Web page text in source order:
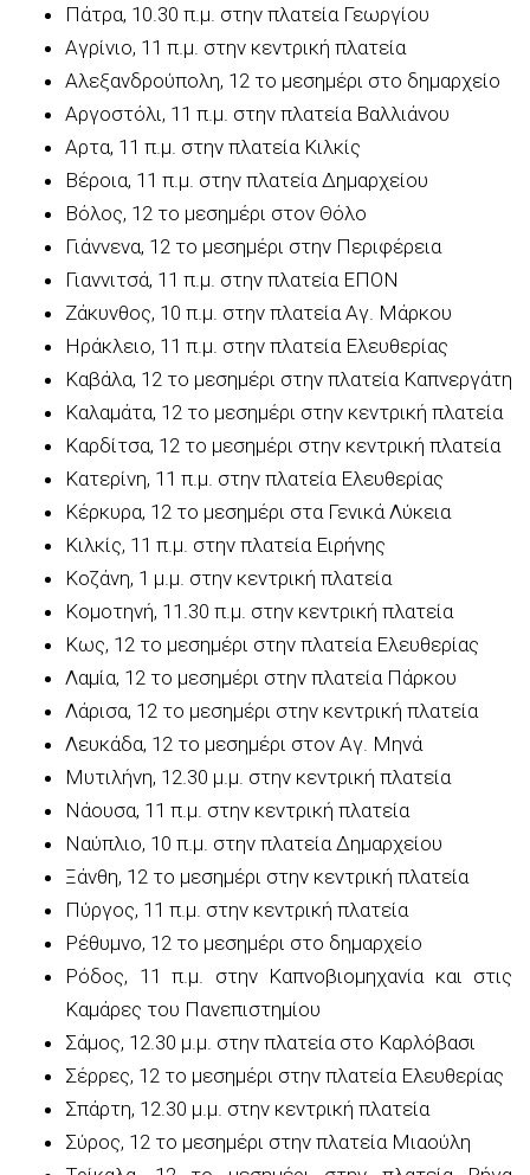
Πάτρα, 10.30 π.μ. στην πλατεία Γεωργίου
Αγρίνιο, 11 π.μ. στην κεντρική πλατεία
Αλεξανδρούπολη, 12 το μεσημέρι στο δημαρχείο
Αργοστόλι, 11 π.μ. στην πλατεία Βαλλιάνου
Αρτα, 11 π.μ. στην πλατεία Κιλκίς
Βέροια, 11 π.μ. στην πλατεία Δημαρχείου
Βόλος, 12 το μεσημέρι στον Θόλο
Γιάννενα, 12 το μεσημέρι στην Περιφέρεια
Γιαννιτσά, 11 π.μ. στην πλατεία ΕΠΟΝ
Ζάκυνθος, 10 π.μ. στην πλατεία Αγ. Μάρκου
Ηράκλειο, 11 π.μ. στην πλατεία Ελευθερίας
Καβάλα, 12 το μεσημέρι στην πλατεία Καπνεργάτη
Καλαμάτα, 12 το μεσημέρι στην κεντρική πλατεία
Καρδίτσα, 12 το μεσημέρι στην κεντρική πλατεία
Κατερίνη, 11 π.μ. στην πλατεία Ελευθερίας
Κέρκυρα, 12 το μεσημέρι στα Γενικά Λύκεια
Κιλκίς, 11 π.μ. στην πλατεία Ειρήνης
Κοζάνη, 1 μ.μ. στην κεντρική πλατεία
Κομοτηνή, 11.30 π.μ. στην κεντρική πλατεία
Κως, 12 το μεσημέρι στην πλατεία Ελευθερίας
Λαμία, 12 το μεσημέρι στην πλατεία Πάρκου
Λάρισα, 12 το μεσημέρι στην κεντρική πλατεία
Λευκάδα, 12 το μεσημέρι στον Αγ. Μηνά
Μυτιλήνη, 12.30 μ.μ. στην κεντρική πλατεία
Νάουσα, 11 π.μ. στην κεντρική πλατεία
Ναύπλιο, 10 π.μ. στην πλατεία Δημαρχείου
Ξάνθη, 12 το μεσημέρι στην κεντρική πλατεία
Πύργος, 11 π.μ. στην κεντρική πλατεία
Ρέθυμνο, 12 το μεσημέρι στο δημαρχείο
Ρόδος, 11 π.μ. στην Καπνοβιομηχανία και στις
Καμάρες του Πανεπιστημίου
Σάμος, 12.30 μ.μ. στην πλατεία στο Καρλόβασι
Σέρρες, 12 το μεσημέρι στην πλατεία Ελευθερίας
Σπάρτη, 12.30 μ.μ. στην κεντρική πλατεία
Σύρος, 12 το μεσημέρι στην πλατεία Μιαούλη